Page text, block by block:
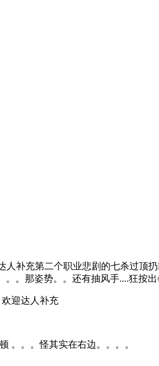
补充第二个职业悲剧的七杀过顶
。。那姿势。。还有抽风手....狂按
迎达人补充
。。怪其实在右边。。。。